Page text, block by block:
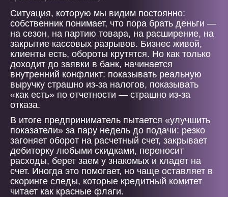
Ситуация, которую мы видим постоянно:
собственник понимает, что пора брать деньги —
на сезон, на партию товара, на расширение, на
закрытие кассовых разрывов. Бизнес живой,
клиенты есть, обороты крутятся. Но как только
доходит до заявки в банк, начинается
внутренний конфликт: показывать реальную
выручку страшно из-за налогов, показывать
«как есть» по отчетности — страшно из-за
отказа.
В итоге предприниматель пытается «улучшить
показатели» за пару недель до подачи: резко
загоняет оборот на расчетный счет, закрывает
дебиторку любыми скидками, переносит
расходы, берет заем у знакомых и кладет на
счет. Иногда это помогает, но чаще оставляет в
скоринге следы, которые кредитный комитет
читает как красные флаги.